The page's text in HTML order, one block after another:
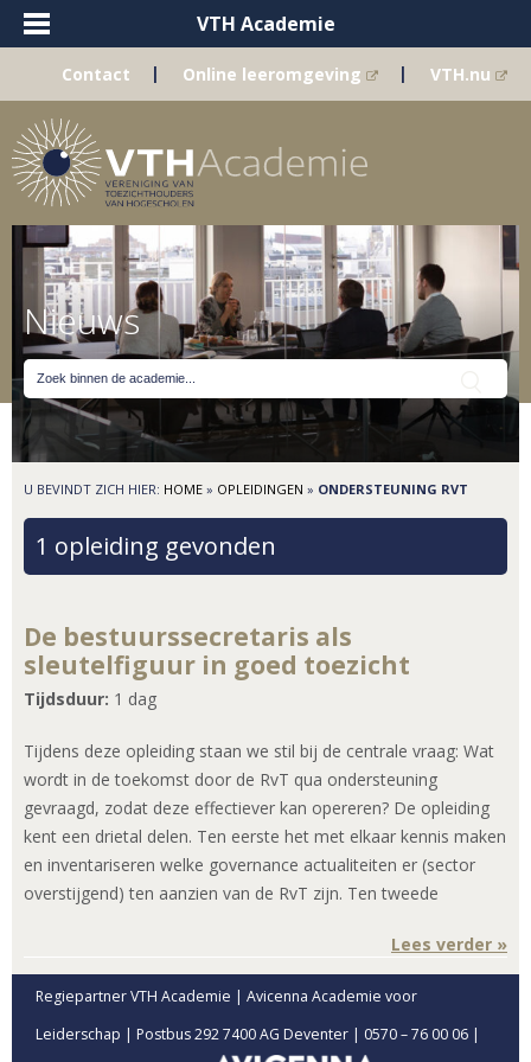
VTH Academie
Contact | Online leeromgeving | VTH.nu
Nieuws
U BEVINDT ZICH HIER: HOME » OPLEIDINGEN » ONDERSTEUNING RVT
1 opleiding gevonden
De bestuurssecretaris als
sleutelfiguur in goed toezicht
Tijdsduur: 1 dag
Tijdens deze opleiding staan we stil bij de centrale vraag: Wat
wordt in de toekomst door de RvT qua ondersteuning
gevraagd, zodat deze effectiever kan opereren? De opleiding
kent een drietal delen. Ten eerste het met elkaar kennis maken
en inventariseren welke governance actualiteiten er (sector
overstijgend) ten aanzien van de RvT zijn. Ten tweede
Lees verder »
Regiepartner VTH Academie | Avicenna Academie voor
Leiderschap | Postbus 292 7400 AG Deventer | 0570 – 76 00 06 |